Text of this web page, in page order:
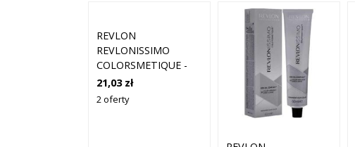
REVLON
REVLONISSIMO
COLORSMETIQUE -
KREMOWA FARBA DO
WŁOSÓW, 60ML 7,4 |
ŚREDNI MIEDZIANY
21,03 zł
2 oferty